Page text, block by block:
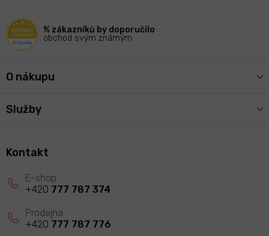
% zákazníků by doporučilo
obchod svým známým
O nákupu
Služby
Kontakt
+420 777 787 374
+420 777 787 776